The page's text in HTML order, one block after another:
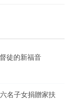
徒的新福音
名子女捐贈家扶